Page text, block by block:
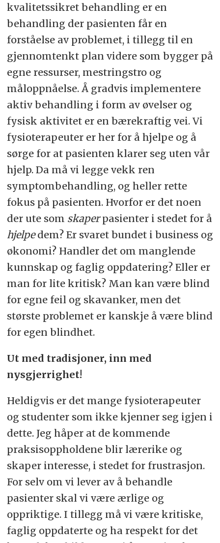
kvalitetssikret behandling er en
behandling der pasienten får en
forståelse av problemet, i tillegg til en
gjennomtenkt plan videre som bygger på
egne ressurser, mestringstro og
måloppnåelse. Å gradvis implementere
aktiv behandling i form av øvelser og
fysisk aktivitet er en bærekraftig vei. Vi
fysioterapeuter er her for å hjelpe og å
sørge for at pasienten klarer seg uten vår
hjelp. Da må vi legge vekk ren
symptombehandling, og heller rette
fokus på pasienten. Hvorfor er det noen
der ute som skaperpasienter i stedet for å
hjelpedem? Er svaret bundet i business og
økonomi? Handler det om manglende
kunnskap og faglig oppdatering? Eller er
man for lite kritisk? Man kan være blind
for egne feil og skavanker, men det
største problemet er kanskje å være blind
for egen blindhet.
Ut med tradisjoner, inn med
nysgjerrighet!
Heldigvis er det mange fysioterapeuter
og studenter som ikke kjenner seg igjen i
dette. Jeg håper at de kommende
praksisoppholdene blir lærerike og
skaper interesse, i stedet for frustrasjon.
For selv om vi lever av å behandle
pasienter skal vi være ærlige og
oppriktige. I tillegg må vi være kritiske,
faglig oppdaterte og ha respekt for det